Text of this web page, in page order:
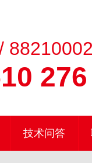
88210002
276
技术问答